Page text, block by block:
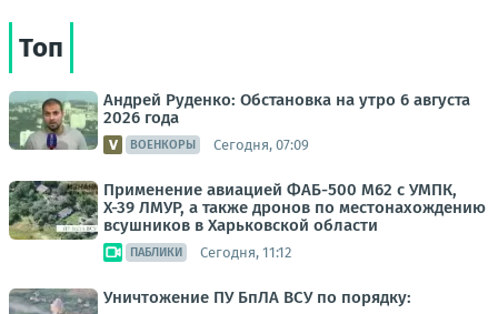
Топ
Андрей Руденко: Обстановка на утро 6 августа
2026 года
ВОЕНКОРЫ Сегодня, 07:09
Применение авиацией ФАБ-500 М62 с УМПК,
Х-39 ЛМУР, а также дронов по местонахождению
всушников в Харьковской области
ПАБЛИКИ Сегодня, 11:12
Уничтожение ПУ БпЛА ВСУ по порядку: